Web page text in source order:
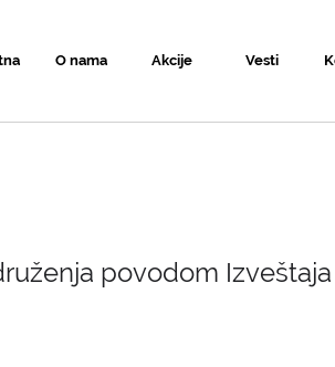
O nama Akcije Vesti
povodom Izveštaja